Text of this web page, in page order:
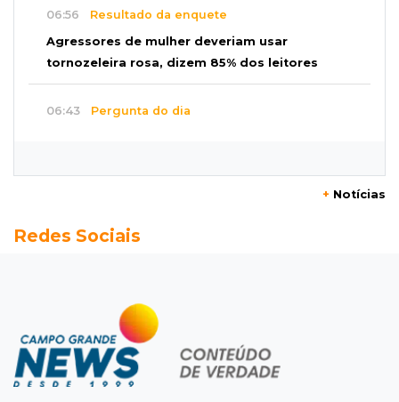
06:56 Resultado da enquete
Agressores de mulher deveriam usar
tornozeleira rosa, dizem 85% dos leitores
06:43 Pergunta do dia
MP vai investigar adesão a programa de
Artigos
Quando as instituições viram estúdio
06:25Dourados
+ Notícias
Redes Sociais